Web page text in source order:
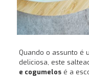
Quando o assunto é
deliciosa, este
e cogumelosé a